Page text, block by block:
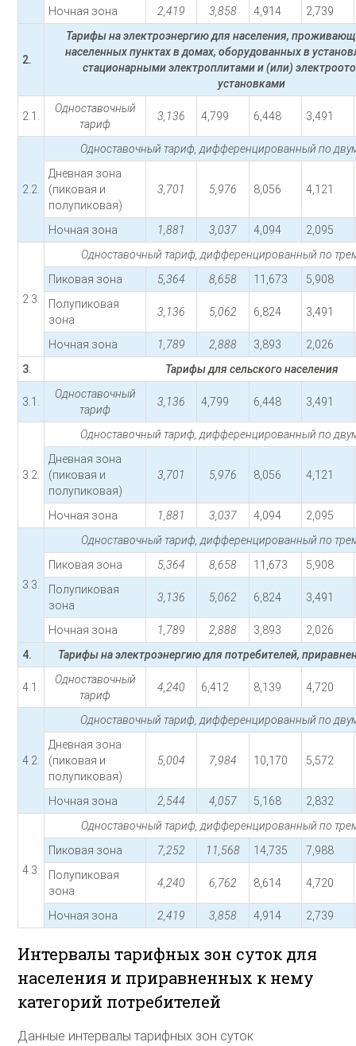
Ночная зона 2,419 3,858 4,914 2,739
2.
Тарифы на электроэнергию для населения,
населенных пунктах в домах, оборудованных в
стационарными электроплитами и (или)
установками
2.1.
Одноставочный
тариф
3,136 4,799 6,448 3,491
2.2.
Одноставочный тариф, дифференцированный по
Дневная зона
(пиковая и
полупиковая)
3,701 5,976 8,056 4,121
Ночная зона 1,881 3,037 4,094 2,095
2.3.
Одноставочный тариф, дифференцированный по
Пиковая зона
5,364 8,658 11,673
5,908
Полупиковая
зона
3,136 5,062 6,824 3,491
Ночная зона 1,789 2,888 3,893
2,026
3.
Тарифы для сельского населения
3.1.
Одноставочный
тариф
3,136 4,799 6,448 3,491
3.2.
Одноставочный тариф, дифференцированный по
Дневная зона
(пиковая и
полупиковая)
3,701 5,976 8,056 4,121
Ночная зона 1,881 3,037 4,094 2,095
3.3.
Одноставочный тариф, дифференцированный по
Пиковая зона
5,364 8,658 11,673
5,908
Полупиковая
зона
3,136 5,062 6,824 3,491
Ночная зона 1,789 2,888 3,893
2,026
4.
Тарифы на электроэнергию для потребителей,
4.1.
Одноставочный
тариф
4,240 6,412 8,139 4,720
4.2.
Одноставочный тариф, дифференцированный по
Дневная зона
(пиковая и
полупиковая)
5,004 7,984 10,170 5,572
Ночная зона 2,544 4,057 5,168 2,832
4.3.
Одноставочный тариф, дифференцированный по
Пиковая зона
7,252 11,568 14,735
7,988
Полупиковая
зона
4,240 6,762 8,614 4,720
Ночная зона 2,419 3,858 4,914 2,739
Интервалы тарифных зон суток для
населения и приравненных к нему
категорий потребителей
Данные интервалы тарифных зон суток